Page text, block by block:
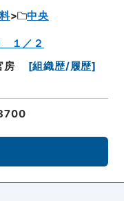
中央
１／２
房 [組織歴/履歴]